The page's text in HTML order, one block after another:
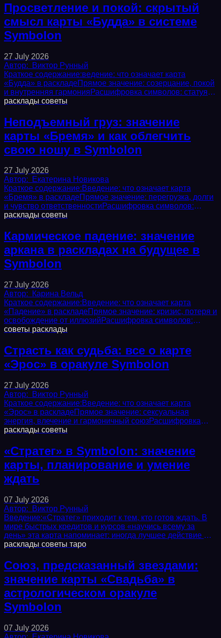
Просветление и покой: скрытый
смысл карты «Будда» в системе
Symbolon
27 July 2026
Автор:
Виктор Рунный
Краткое содержание:ведение: что означает карта
«Будда» в раскладеПрямое значение: созерцание, покой
и внутренняя гармонияРасшифровка символов: статуя,
лотос, свет вокруг головыАстрологическая...
расклады советы
Неподъемный груз: значение
карты «Бремя» и как облегчить
свою ношу в Symbolon
27 July 2026
Автор:
Екатерина Новикова
Краткое содержание:Введение: что означает карта
«Бремя» в раскладеПрямое значение: перегрузка, долги
и чувство ответственностиРасшифровка символов:
согнутая фигура, тяжелый мешок, каменная...
расклады советы
Кармическое падение: значение
аркана в раскладах на будущее в
Symbolon
27 July 2026
Автор:
Карина Вельд
Краткое содержание:Введение: что означает карта
«Падение» в раскладеПрямое значение: кризис, потеря и
освобождение от иллюзийРасшифровка символов:
падающая фигура, разбитая корона,...
советы расклады
Страсть как судьба: все о карте
«Эрос» в оракуле Symbolon
27 July 2026
Автор:
Виктор Рунный
Краткое содержание:Введение: что означает карта
«Эрос» в раскладеПрямое значение: сексуальная
энергия, влечение и гармоничный союзРасшифровка
символов: пламя, стрела, переплетенные...
расклады советы
«Стратег» в Symbolon: значение
карты, планирование и умение
ждать
07 July 2026
Автор:
Виктор Рунный
Введение:«Стратег» приходит к тем, кто готов ждать. В
мире быстрых кредитов и курсов «научись всему за
день» эта карта напоминает: иногда лучшее действие —
это выдержка, подкрепленная...
расклады советы таро
Союз, предсказанный звездами:
значение карты «Свадьба» в
астрологическом оракуле
Symbolon
07 July 2026